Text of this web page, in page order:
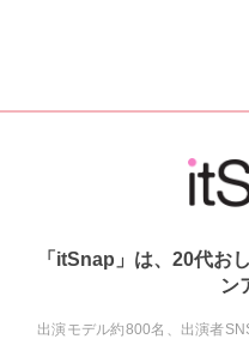
「itSnap」は、20代お
ン
出演モデル約800名、出演者